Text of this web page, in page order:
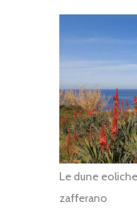
Le dune
zafferano